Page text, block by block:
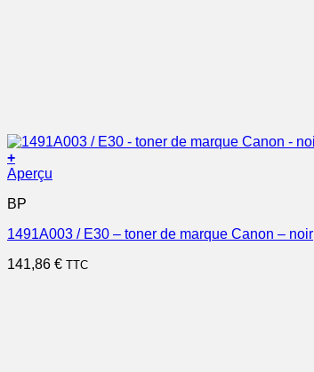
+
Aperçu
BP
1491A003 / E30 – toner de marque Canon – noir
141,86 € TTC